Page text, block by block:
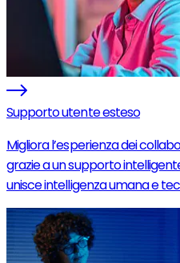
Supporto utente esteso
Migliora l’esperienza dei
grazie a un supporto
unisce intelligenza umana e